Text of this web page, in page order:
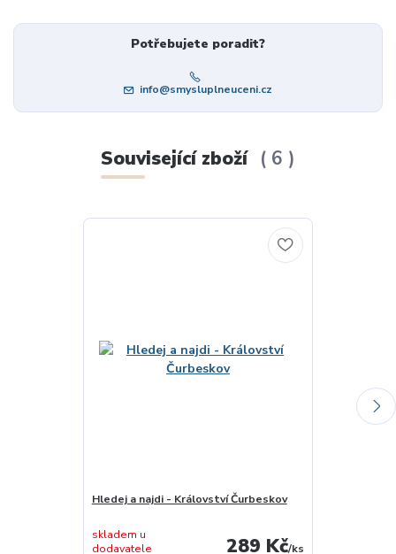
Potřebujete poradit?
info@smysluplneuceni.cz
Související zboží 6
Hledej a najdi - Království Čurbeskov
289 Kč/ks
skladem u
dodavatele